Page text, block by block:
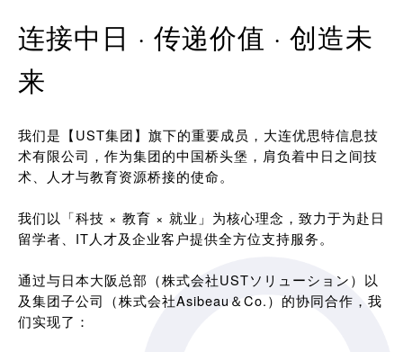
连接中日 · 传递价值 · 创造未
来
我们是【UST集团】旗下的重要成员，大连优思特信息技
术有限公司，作为集团的中国桥头堡，肩负着中日之间技
术、人才与教育资源桥接的使命。
我们以「科技 × 教育 × 就业」为核心理念，致力于为赴日
留学者、IT人才及企业客户提供全方位支持服务。
通过与日本大阪总部（株式会社USTソリューション）以
及集团子公司（株式会社Asibeau＆Co.）的协同合作，我
们实现了：